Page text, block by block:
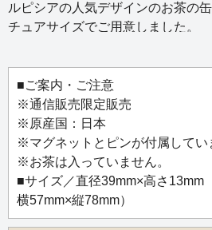
ルピシアの人気デザインのお茶の
チュアサイズでご用意しました。
マグネットか缶バッジ、お好きな
だけます。
お気に入りのバッグにつけて、マ
て、お好みのスタイルでお楽しみく
2018年の干支茶は、ざるをかぶっ
と、お正月の遊びの定番、羽根つ
した。
■ご案内・ご注意
※通信販売限定販売
※原産国：日本
※マグネットとピンが付属してい
※お茶は入っていません。
■サイズ／直径39mm×高さ13mm
横57mm×縦78mm）